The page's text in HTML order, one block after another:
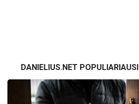
DANIELIUS.NET POPULIARIAUSI